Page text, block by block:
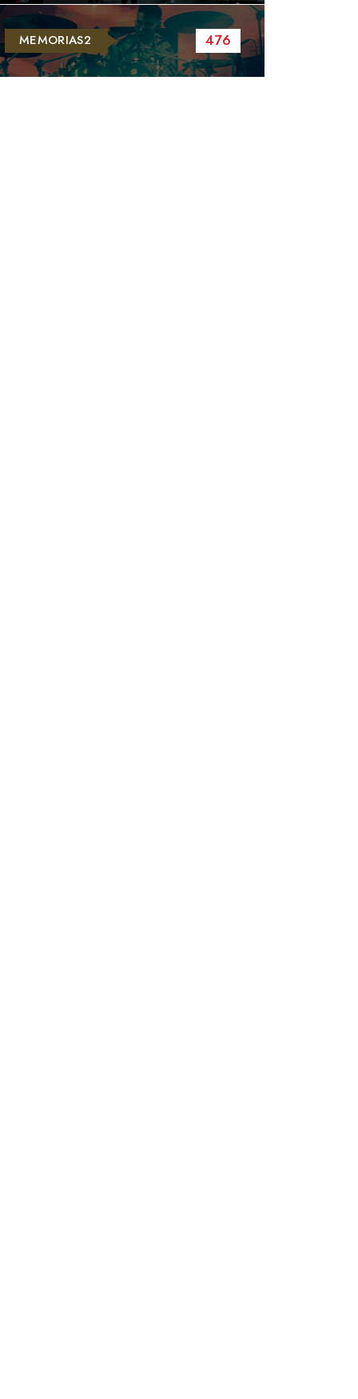
MEMORIAS2 476